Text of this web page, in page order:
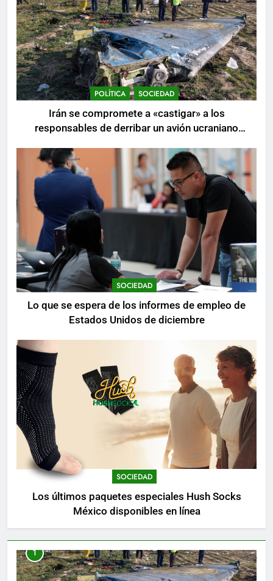
POLÍTICA SOCIEDAD
Irán se compromete a «castigar» a los
responsables de derribar un avión ucraniano
SOCIEDAD
Lo que se espera de los informes de empleo de
Estados Unidos de diciembre
SOCIEDAD
Los últimos paquetes especiales Hush Socks
México disponibles en línea
1